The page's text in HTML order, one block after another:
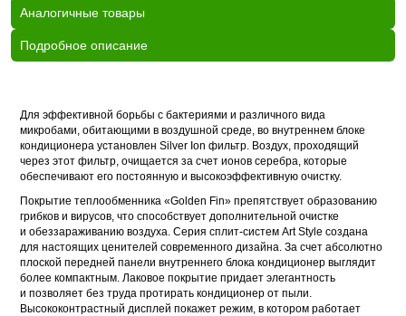
Аналогичные товары
Подробное описание
Для эффективной борьбы с бактериями и различного вида
микробами, обитающими в воздушной среде, во внутреннем блоке
кондиционера установлен Silver Ion фильтр. Воздух, проходящий
через этот фильтр, очищается за счет ионов серебра, которые
обеспечивают его постоянную и высокоэффективную очистку.
Покрытие теплообменника «Golden Fin» препятствует образованию
грибков и вирусов, что способствует дополнительной очистке
и обеззараживанию воздуха. Серия сплит-систем Art Style создана
для настоящих ценителей современного дизайна. За счет абсолютно
плоской передней панели внутреннего блока кондиционер выглядит
более компактным. Лаковое покрытие придает элегантность
и позволяет без труда протирать кондиционер от пыли.
Высококонтрастный дисплей покажет режим, в котором работает